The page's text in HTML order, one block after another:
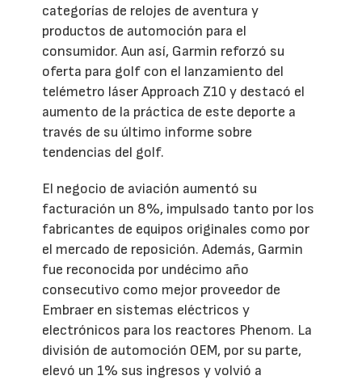
categorías de relojes de aventura y
productos de automoción para el
consumidor. Aun así, Garmin reforzó su
oferta para golf con el lanzamiento del
telémetro láser Approach Z10 y destacó el
aumento de la práctica de este deporte a
través de su último informe sobre
tendencias del golf.
El negocio de aviación aumentó su
facturación un 8%, impulsado tanto por los
fabricantes de equipos originales como por
el mercado de reposición. Además, Garmin
fue reconocida por undécimo año
consecutivo como mejor proveedor de
Embraer en sistemas eléctricos y
electrónicos para los reactores Phenom. La
división de automoción OEM, por su parte,
elevó un 1% sus ingresos y volvió a